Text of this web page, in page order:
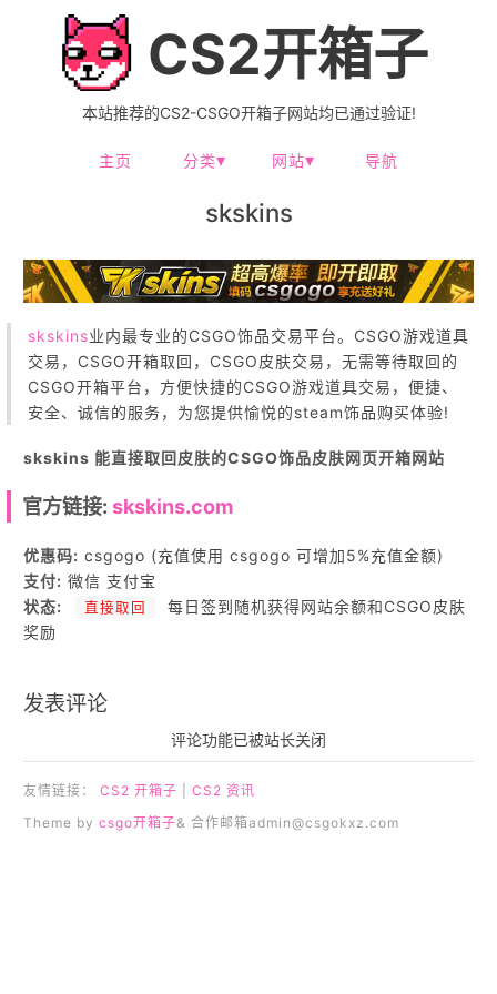
CS2开箱子
本站推荐的CS2-CSGO开箱子网站均已通过验证!
主页 分类 网站 导航
skskins
skskins业内最专业的CSGO饰品交易平台。CSGO游戏道具
交易，CSGO开箱取回，CSGO皮肤交易，无需等待取回的
CSGO开箱平台，方便快捷的CSGO游戏道具交易，便捷、
安全、诚信的服务，为您提供愉悦的steam饰品购买体验!
skskins 能直接取回皮肤的CSGO饰品皮肤网页开箱网站
官方链接: skskins.com
优惠码: csgogo (充值使用 csgogo 可增加5%充值金额)
支付: 微信 支付宝
状态:
直接取回
每日签到随机获得网站余额和CSGO皮肤
奖励
发表评论
评论功能已被站长关闭
友情链接：CS2 开箱子 |CS2 资讯
Theme bycsgo开箱子& 合作邮箱admin@csgokxz.com